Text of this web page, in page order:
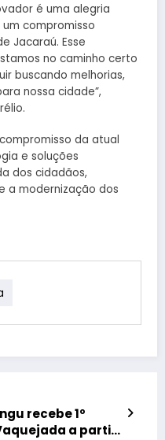
é uma alegria
compromisso
Jacaraú. Esse
no caminho certo
buscando melhorias,
nossa cidade”,
da atual
e soluções
dos cidadãos,
a modernização dos
recebe 1º
a partir